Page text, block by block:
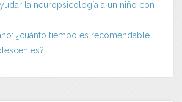
la neuropsicología a un niño con
¿cuánto tiempo es recomendable